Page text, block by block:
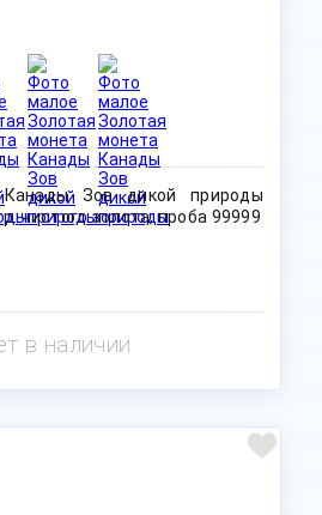
Зов дикой природы
чистого золота, проба 99999
в наличии